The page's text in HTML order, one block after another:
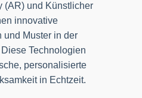
(AR) und Künstlicher
innovative
und Muster in der
Technologien
personalisierte
in Echtzeit.